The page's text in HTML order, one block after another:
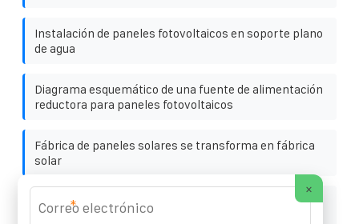
Instalación de paneles fotovoltaicos en soporte plano
de agua
Diagrama esquemático de una fuente de alimentación
reductora para paneles fotovoltaicos
Fábrica de paneles solares se transforma en fábrica
solar
Estación de almacenamiento de energía pequeña
fuera de la red en Perú
×
*